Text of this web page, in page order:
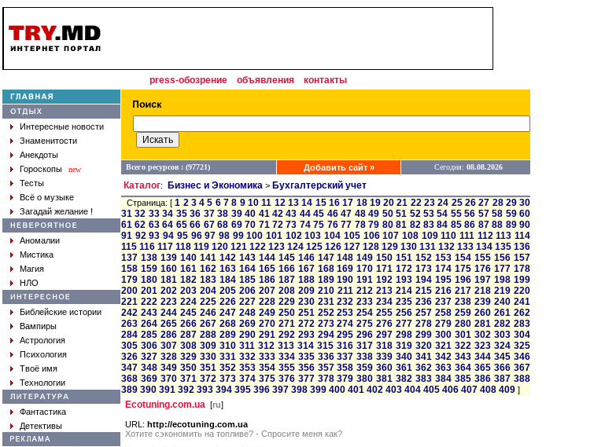
press-обозрение объявления контакты
Интересные новости
Знаменитости
Анекдоты
Гороскопы
new
Тесты
Всё о музыке
Загадай желание !
Аномалии
Мистика
Магия
НЛО
Библейские истории
Вампиры
Астрология
Психология
Твоё имя
Технологии
Фантастика
Детективы
Всего ресурсов : (97721) Добавить сайт » Сегодня: 08.08.2026
Каталог: Бизнес и Экономика > Бухгалтерский учет
Страница: [1 2 3 4 5 6 7 8 9 10 11 12 13 14 15 16 17 18 19 20 21 22 23 24 25 26 27 28 29 30
31 32 33 34 35 36 37 38 39 40 41 42 43 44 45 46 47 48 49 50 51 52 53 54 55 56 57 58 59 60
61 62 63 64 65 66 67 68 69 70 71 72 73 74 75 76 77 78 79 80 81 82 83 84 85 86 87 88 89 90
91 92 93 94 95 96 97 98 99 100 101 102 103 104 105 106 107 108 109 110 111 112 113 114
115 116 117 118 119 120 121 122 123 124 125 126 127 128 129 130 131 132 133 134 135 136
137 138 139 140 141 142 143 144 145 146 147 148 149 150 151 152 153 154 155 156 157
158 159 160 161 162 163 164 165 166 167 168 169 170 171 172 173 174 175 176 177 178
179 180 181 182 183 184 185 186 187 188 189 190 191 192 193 194 195 196 197 198 199
200 201 202 203 204 205 206 207 208 209 210 211 212 213 214 215 216 217 218 219 220
221 222 223 224 225 226 227 228 229 230 231 232 233 234 235 236 237 238 239 240 241
242 243 244 245 246 247 248 249 250 251 252 253 254 255 256 257 258 259 260 261 262
263 264 265 266 267 268 269 270 271 272 273 274 275 276 277 278 279 280 281 282 283
284 285 286 287 288 289 290 291 292 293 294 295 296 297 298 299 300 301 302 303 304
305 306 307 308 309 310 311 312 313 314 315 316 317 318 319 320 321 322 323 324 325
326 327 328 329 330 331 332 333 334 335 336 337 338 339 340 341 342 343 344 345 346
347 348 349 350 351 352 353 354 355 356 357 358 359 360 361 362 363 364 365 366 367
368 369 370 371 372 373 374 375 376 377 378 379 380 381 382 383 384 385 386 387 388
389 390 391 392 393 394 395 396 397 398 399 400 401 402 403 404 405 406 407 408 409 ]
Ecotuning.com.ua [ru]
URL: http://ecotuning.com.ua
Хотите сэкономить на топливе? - Спросите меня как?